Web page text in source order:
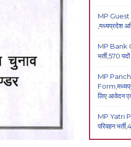
MP
,मध्यप्रदेश
MP Bank
भर्ती,570
MP
लिए आवेदन
MP Yatri
परिवहन